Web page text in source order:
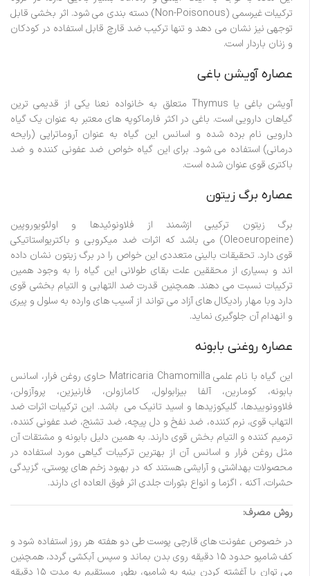
ترکیبات غیرسمی (Non-Poisonous) دسته بندی می شود. اثر بخشی قابل
توجهی نیز نشان می دهد و تنها ترکیب ضد قارچ قابل استفاده در کودکان
و زنان باردار است.
عصاره آویشن باغی
آویشن باغی یا Thymus متعلق به خانواده نعنا یکی از قدیمی ترین
گیاهان دارویی است. باغی در اکثر فارماکوپه های معتبر به عنوان یک گیاه
دارویی نام برده شده و اسانس این گیاه به عنوان آروماتراپی (رایحه
درمانی) استفاده می شود. برای این گیاه خواص ضد عفونی کننده و ضد
باکتری قوی عنوان شده است.
عصاره برگ زیتون
برگ زیتون ترکیبی ازشمند از فلاونوئیدها و اولئویوروپین
(Oleoeuropeine) می باشد که اثرات ضد میکروبی و باکتریواستاتیکی
قوی دارد. تحقیقات بالینی متعددی این خواص را در برگ زیتون نشان داده
اند و بسیاری از محققین علت بقای طولانی این گیاه را به وجود همین
ترکیبات نسبت می دهند. همچنین قدرت ضد التهابی و التیام بخشی قوی
دارد وبا مهار رادیکال های آزاد می تواند از آسیب های وارده به سلول و پیری
و انهدام آن جلوگیری نماید.
عصاره روغنی بابونه
این گیاه با نام علمی Matricaria Chamomilla حاوی روغن فرار، اسانس
بابونه، کومارین، آلفا بیزابولول، کامازولن، فارنیزین، پروآزولن،
فلاوونوییدها، گلیکوزیدها و اسید تانیک می باشد. این ترکیبات اثرات ضد
التهاب قوی، نرم کننده، ضد نفخ و دل پیچه، ضد تشنج، ضد عفونی کننده،
ترمیم کننده و التیام بخش قوی دارند. به همین دلیل بابونه و مشتقات آن
مثل روغن فرار و اسانس آن از بهترین ترکیبات گیاهی مورد استفاده در
محصولات بهداشتی و آرایشی هستند که در بهبود زخم های پوستی، گزیدگی
حشرات، آکنه ، اگزما و انواع بثورات جلدی اثر فوق العاده ای دارند.
روش مصرف:
در خصوص عفونت های قارچی پوست طی دو هفته هر روز استفاده شود و
کف شامپو حدود ۱۵ دقیقه روی بدن بماند و سپس آبکشی گردد، همچنین
می توان با آغشته کردن پنبه به شامپو، بطور مستقیم به مدت ۱۵ دقیقه